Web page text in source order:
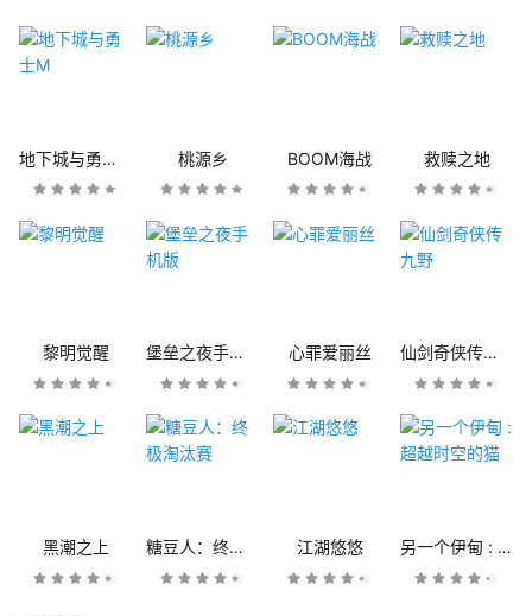
地下城与勇士M 桃源乡 BOOM海战 救赎之地
黎明觉醒 堡垒之夜手机版 心罪爱丽丝 仙剑奇侠传九野
黑潮之上 糖豆人：终极淘汰赛 江湖悠悠 另一个伊甸 : 超越时空的猫